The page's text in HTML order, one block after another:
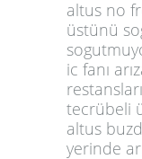
altus no
üstünü
ic fanı
tecrübeli
altus
yerinde